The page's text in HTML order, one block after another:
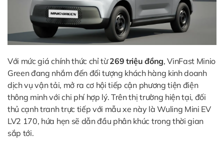
Với mức giá chính thức chỉ từ269 triệu đồng, VinFast Minio
Green đang nhắm đến đối tượng khách hàng kinh doanh
dịch vụ vận tải, mở ra cơ hội tiếp cận phương tiện điện
thông minh với chi phí hợp lý. Trên thị trường hiện tại, đối
thủ cạnh tranh trực tiếp với mẫu xe này là Wuling Mini EV
LV2 170, hứa hẹn sẽ dẫn đầu phân khúc trong thời gian
sắp tới.